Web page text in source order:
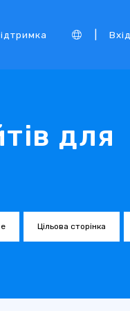
Вхід
для
Цільова сторінка